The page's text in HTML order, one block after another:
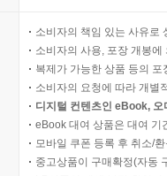
소비자의 책임 있는 사유로
소비자의 사용, 포장 개봉
복제가 가능한 상품 등의
소비자의 요청에 따라 개별
디지털 컨텐츠인 eBook,
eBook 대여 상품은 대여 기
모바일 쿠폰 등록 후 취소/
중고상품이 구매확정(자동